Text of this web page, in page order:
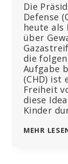
Die
Defense
heute als
über
die
Aufgabe
(CHD) ist
Freiheit
diese
Kinder
MEHR